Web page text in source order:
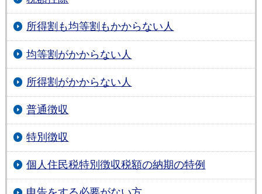
所得割も均等割もかからない人
均等割がかからない人
所得割がかからない人
普通徴収
特別徴収
個人住民税特別徴収税額の納期の特例